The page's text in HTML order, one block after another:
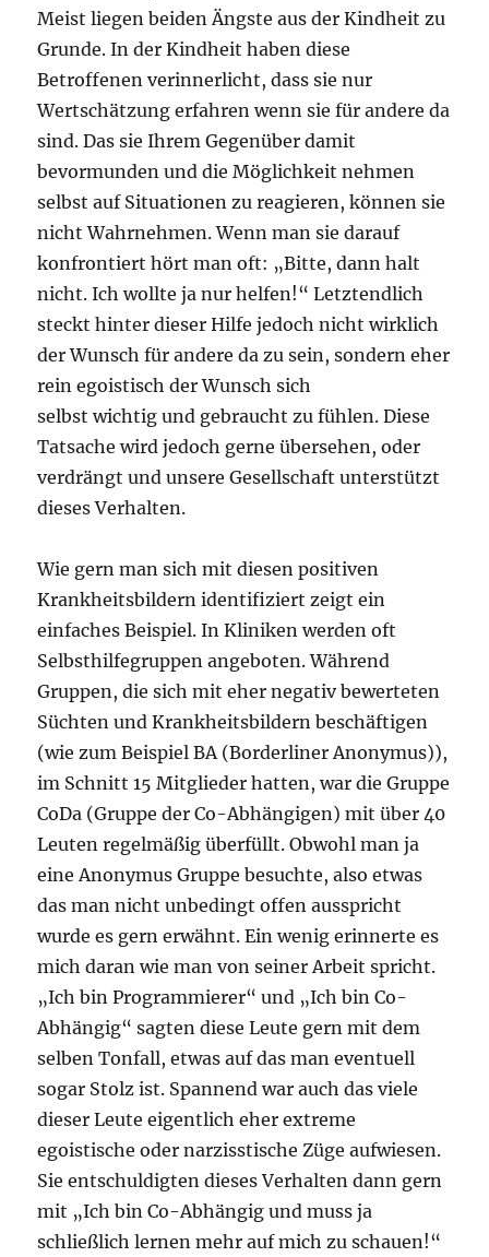
Meist liegen beiden Ängste aus der Kindheit zu
Grunde. In der Kindheit haben diese
Betroffenen verinnerlicht, dass sie nur
Wertschätzung erfahren wenn sie für andere da
sind. Das sie Ihrem Gegenüber damit
bevormunden und die Möglichkeit nehmen
selbst auf Situationen zu reagieren, können sie
nicht Wahrnehmen. Wenn man sie darauf
konfrontiert hört man oft: „Bitte, dann halt
nicht. Ich wollte ja nur helfen!“ Letztendlich
steckt hinter dieser Hilfe jedoch nicht wirklich
der Wunsch für andere da zu sein, sondern eher
rein egoistisch der Wunsch sich
selbst wichtig und gebraucht zu fühlen. Diese
Tatsache wird jedoch gerne übersehen, oder
verdrängt und unsere Gesellschaft unterstützt
dieses Verhalten.
Wie gern man sich mit diesen positiven
Krankheitsbildern identifiziert zeigt ein
einfaches Beispiel. In Kliniken werden oft
Selbsthilfegruppen angeboten. Während
Gruppen, die sich mit eher negativ bewerteten
Süchten und Krankheitsbildern beschäftigen
(wie zum Beispiel BA (Borderliner Anonymus)),
im Schnitt 15 Mitglieder hatten, war die Gruppe
CoDa (Gruppe der Co-Abhängigen) mit über 40
Leuten regelmäßig überfüllt. Obwohl man ja
eine Anonymus Gruppe besuchte, also etwas
das man nicht unbedingt offen ausspricht
wurde es gern erwähnt. Ein wenig erinnerte es
mich daran wie man von seiner Arbeit spricht.
„Ich bin Programmierer“ und „Ich bin Co-
Abhängig“ sagten diese Leute gern mit dem
selben Tonfall, etwas auf das man eventuell
sogar Stolz ist. Spannend war auch das viele
dieser Leute eigentlich eher extreme
egoistische oder narzisstische Züge aufwiesen.
Sie entschuldigten dieses Verhalten dann gern
mit „Ich bin Co-Abhängig und muss ja
schließlich lernen mehr auf mich zu schauen!“